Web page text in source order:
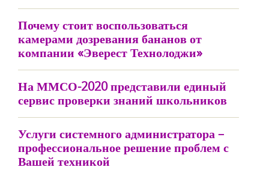
Почему стоит воспользоваться
камерами дозревания бананов от
компании «Эверест Технолоджи»
На ММСО-2020 представили единый
сервис проверки знаний школьников
Услуги системного администратора –
профессиональное решение проблем с
Вашей техникой